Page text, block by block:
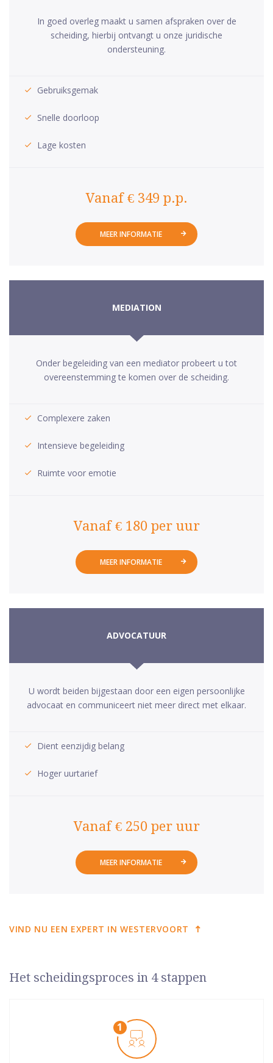
In goed overleg maakt u samen afspraken over de
scheiding, hierbij ontvangt u onze juridische
ondersteuning.
Gebruiksgemak
Snelle doorloop
Lage kosten
Vanaf € 349 p.p.
MEER INFORMATIE
MEDIATION
Onder begeleiding van een mediator probeert u tot
overeenstemming te komen over de scheiding.
Complexere zaken
Intensieve begeleiding
Ruimte voor emotie
Vanaf € 180 per uur
MEER INFORMATIE
ADVOCATUUR
U wordt beiden bijgestaan door een eigen persoonlijke
advocaat en communiceert niet meer direct met elkaar.
Dient eenzijdig belang
Hoger uurtarief
Vanaf € 250 per uur
MEER INFORMATIE
VIND NU EEN EXPERT IN WESTERVOORT
Het scheidingsproces in 4 stappen